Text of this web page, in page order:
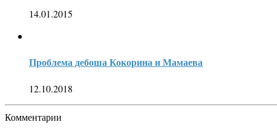
14.01.2015
Проблема дебоша Кокорина и Мамаева
12.10.2018
Комментарии